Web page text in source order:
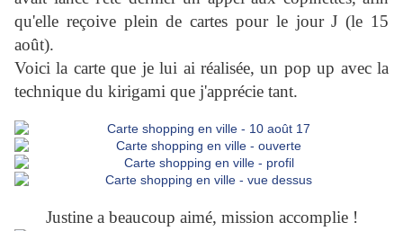
qu'elle reçoive plein de cartes pour le jour J (le 15
août).
Voici la carte que je lui ai réalisée, un pop up avec la
technique du kirigami que j'apprécie tant.
Justine a beaucoup aimé, mission accomplie !